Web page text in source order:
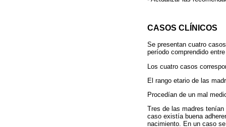
CASOS CLÍNICOS
Se presentan cuatro
período comprendido
Los cuatro casos
El rango etario de las
Procedían de un mal
Tres de las madres
caso existía buena
nacimiento. En un caso